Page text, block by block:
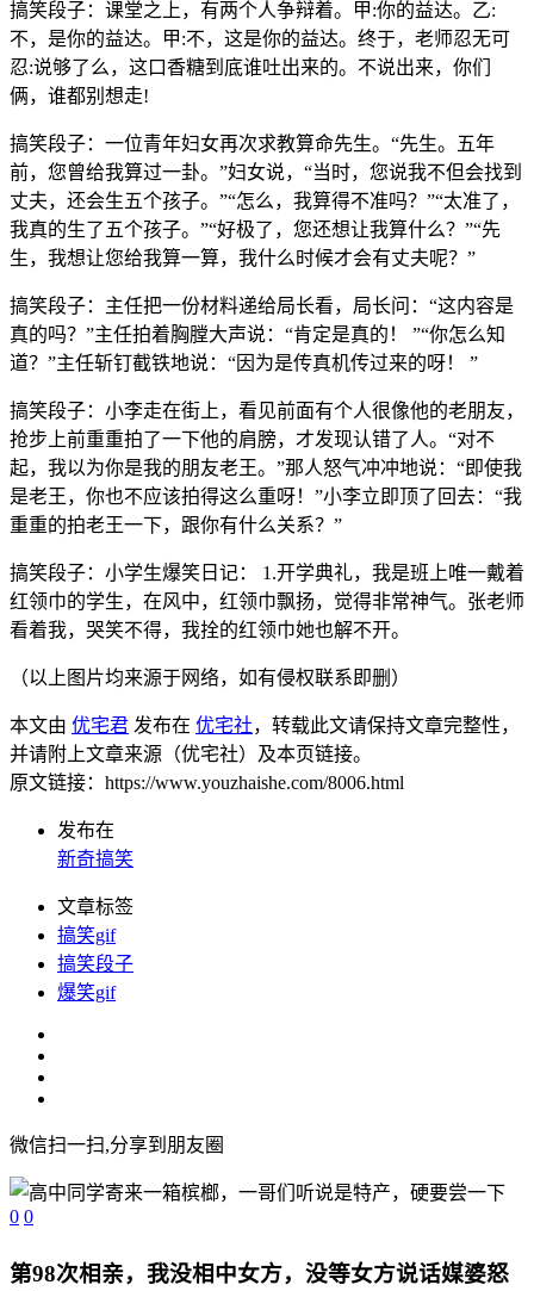
搞笑段子：课堂之上，有两个人争辩着。甲:你的益达。乙:
不，是你的益达。甲:不，这是你的益达。终于，老师忍无可
忍:说够了么，这口香糖到底谁吐出来的。不说出来，你们
俩，谁都别想走!
搞笑段子：一位青年妇女再次求教算命先生。“先生。五年
前，您曾给我算过一卦。”妇女说，“当时，您说我不但会找到
丈夫，还会生五个孩子。”“怎么，我算得不准吗？”“太准了，
我真的生了五个孩子。”“好极了，您还想让我算什么？”“先
生，我想让您给我算一算，我什么时候才会有丈夫呢？”
搞笑段子：主任把一份材料递给局长看，局长问：“这内容是
真的吗？”主任拍着胸膛大声说：“肯定是真的！ ”“你怎么知
道？”主任斩钉截铁地说：“因为是传真机传过来的呀！ ”
搞笑段子：小李走在街上，看见前面有个人很像他的老朋友，
抢步上前重重拍了一下他的肩膀，才发现认错了人。“对不
起，我以为你是我的朋友老王。”那人怒气冲冲地说：“即使我
是老王，你也不应该拍得这么重呀！”小李立即顶了回去：“我
重重的拍老王一下，跟你有什么关系？”
搞笑段子：小学生爆笑日记： 1.开学典礼，我是班上唯一戴着
红领巾的学生，在风中，红领巾飘扬，觉得非常神气。张老师
看着我，哭笑不得，我拴的红领巾她也解不开。
（以上图片均来源于网络，如有侵权联系即删）
本文由 优宅君 发布在 优宅社，转载此文请保持文章完整性，
并请附上文章来源（优宅社）及本页链接。
原文链接：https://www.youzhaishe.com/8006.html
发布在
新奇搞笑
文章标签
搞笑gif
搞笑段子
爆笑gif
微信扫一扫,分享到朋友圈
0 0
第98次相亲，我没相中女方，没等女方说话媒婆怒